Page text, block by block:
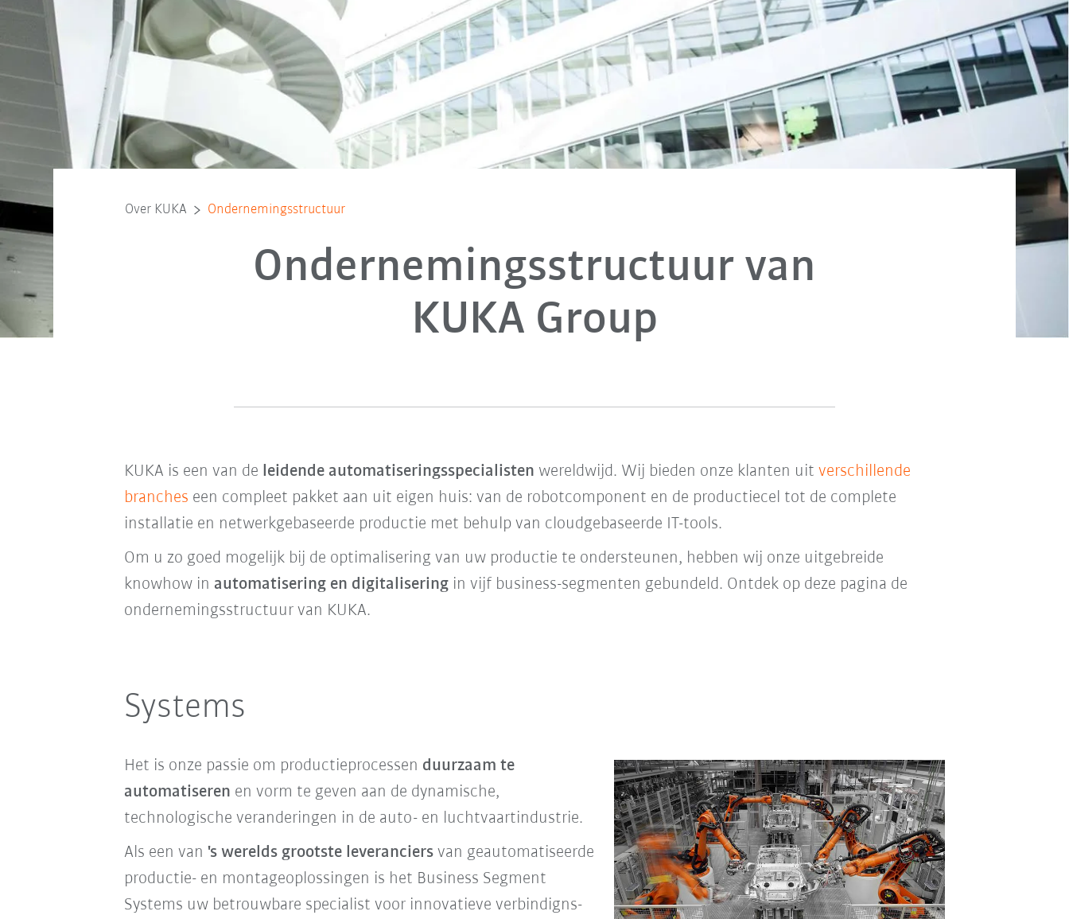
Over KUKA Ondernemingsstructuur
Ondernemingsstructuur van
KUKA Group
KUKA is een van de leidende automatiseringsspecialisten wereldwijd. Wij bieden onze klanten uit verschillende
branches een compleet pakket aan uit eigen huis: van de robotcomponent en de productiecel tot de complete
installatie en netwerkgebaseerde productie met behulp van cloudgebaseerde IT-tools.
Om u zo goed mogelijk bij de optimalisering van uw productie te ondersteunen, hebben wij onze uitgebreide
knowhow in automatisering en digitaliseringin vijf business-segmenten gebundeld. Ontdek op deze pagina de
ondernemingsstructuur van KUKA.
Systems
Het is onze passie om productieprocessen duurzaam te
automatiseren en vorm te geven aan de dynamische,
technologische veranderingen in de auto- en luchtvaartindustrie.
Als een van 's werelds grootste leveranciersvan geautomatiseerde
productie- en montageoplossingen is het Business Segment
Systems uw betrouwbare specialist voor innovatieve verbindigns-